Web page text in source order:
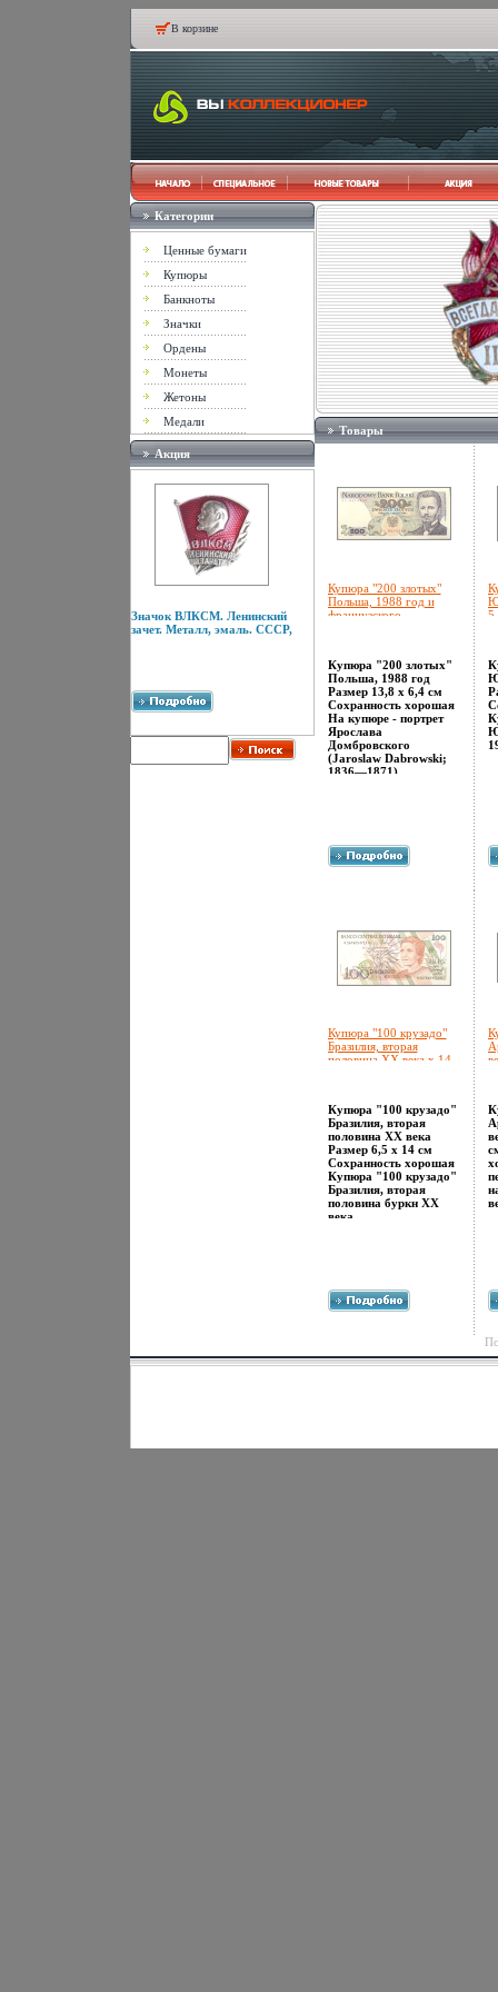
В корзине
Категории
Ценные бумаги
Купюры
Банкноты
Значки
Ордены
Монеты
Жетоны
Медали
Акция
Значок ВЛКСМ. Ленинский
зачет. Металл, эмаль. СССР,
Товары
Купюра "200 злотых"
Польша, 1988 год и
французского
Купюра "200 злотых"
Польша, 1988 год
Размер 13,8 х 6,4 см
Сохранность хорошая
На купюре - портрет
Ярослава
Домбровского
(Jaroslaw Dabrowski;
1836—1871),
Купюра "100 крузадо"
Бразилия, вторая
половина ХХ века х 14
Купюра "100 крузадо"
Бразилия, вторая
половина ХХ века
Размер 6,5 х 14 см
Сохранность хорошая
Купюра "100 крузадо"
Бразилия, вторая
половина буркн ХХ
века.